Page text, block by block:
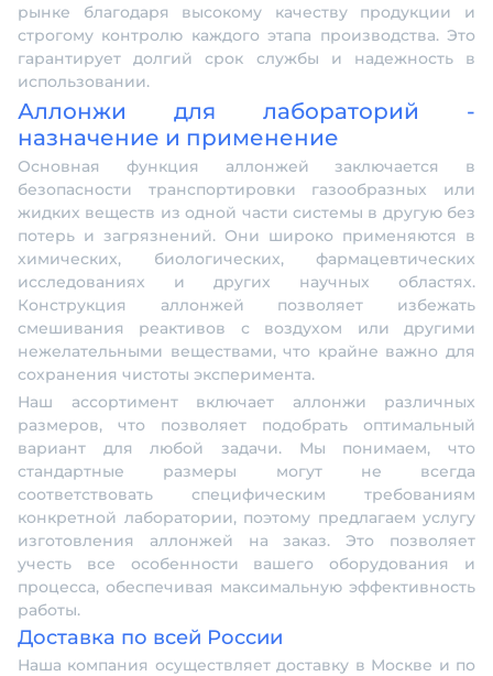
рынке благодаря высокому качеству продукции и
строгому контролю каждого этапа производства. Это
гарантирует долгий срок службы и надежность в
использовании.
Аллонжи для лабораторий -
назначение и применение
Основная функция аллонжей заключается в
безопасности транспортировки газообразных или
жидких веществ из одной части системы в другую без
потерь и загрязнений. Они широко применяются в
химических, биологических, фармацевтических
исследованиях и других научных областях.
Конструкция аллонжей позволяет избежать
смешивания реактивов с воздухом или другими
нежелательными веществами, что крайне важно для
сохранения чистоты эксперимента.
Наш ассортимент включает аллонжи различных
размеров, что позволяет подобрать оптимальный
вариант для любой задачи. Мы понимаем, что
стандартные размеры могут не всегда
соответствовать специфическим требованиям
конкретной лаборатории, поэтому предлагаем услугу
изготовления аллонжей на заказ. Это позволяет
учесть все особенности вашего оборудования и
процесса, обеспечивая максимальную эффективность
работы.
Доставка по всей России
Наша компания осуществляет доставку в Москве и по